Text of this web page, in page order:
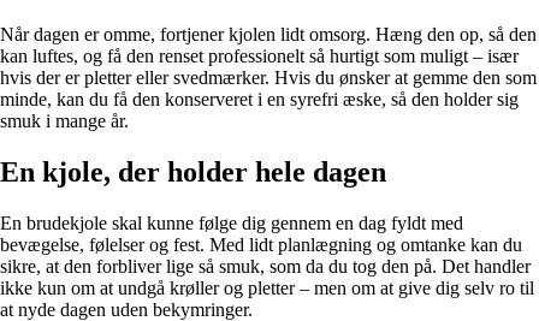
Når dagen er omme, fortjener kjolen lidt omsorg. Hæng den op, så den
kan luftes, og få den renset professionelt så hurtigt som muligt – især
hvis der er pletter eller svedmærker. Hvis du ønsker at gemme den som
minde, kan du få den konserveret i en syrefri æske, så den holder sig
smuk i mange år.
En kjole, der holder hele dagen
En brudekjole skal kunne følge dig gennem en dag fyldt med
bevægelse, følelser og fest. Med lidt planlægning og omtanke kan du
sikre, at den forbliver lige så smuk, som da du tog den på. Det handler
ikke kun om at undgå krøller og pletter – men om at give dig selv ro til
at nyde dagen uden bekymringer.